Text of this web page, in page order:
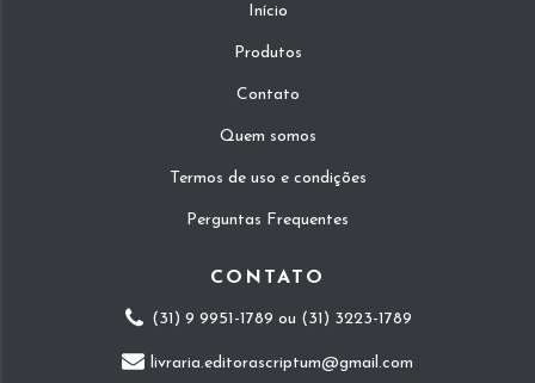
Início
Produtos
Contato
Quem somos
Termos de uso e condições
Perguntas Frequentes
CONTATO
(31) 9 9951-1789 ou (31) 3223-1789
livraria.editorascriptum@gmail.com